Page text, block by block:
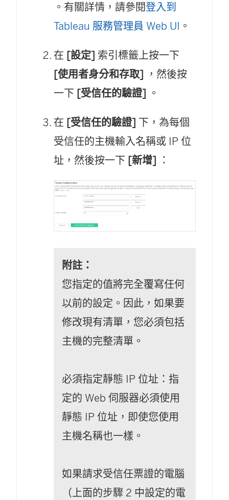
。有關詳情，請參閱登入到
Tableau 服務管理員 Web UI 。
在 [設定] 索引標籤上按一下
[使用者身分和存取] ，然後按
一下 [受信任的驗證] 。
在 [受信任的驗證] 下，為每個
受信任的主機輸入名稱或 IP 位
址，然後按一下 [新增] ：
附註：
您指定的值將完全覆寫任何
以前的設定。因此，如果要
修改現有清單，您必須包括
主機的完整清單。
必須指定靜態 IP 位址：指
定的 Web 伺服器必須使用
靜態 IP 位址，即使您使用
主機名稱也一樣。
如果請求受信任票證的電腦
（上面的步驟 2 中設定的電